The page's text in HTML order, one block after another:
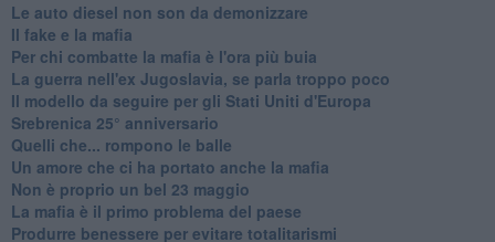
Le auto diesel non son da demonizzare
​Il fake e la mafia
Per chi combatte la mafia è l'ora più buia
La guerra nell'ex Jugoslavia, se parla troppo poco
Il modello da seguire per gli Stati Uniti d'Europa
Srebrenica 25° anniversario
Quelli che... rompono le balle
Un amore che ci ha portato anche la mafia
Non è proprio un bel 23 maggio
La mafia è il primo problema del paese
Produrre benessere per evitare totalitarismi